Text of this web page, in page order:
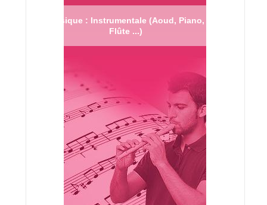
Musique : Instrumentale (Aoud, Piano,
Flûte ...)